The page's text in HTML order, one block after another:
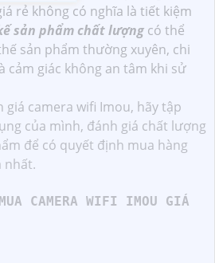
rẻ không có nghĩa là tiết kiệm
sản phẩm chất lượng có thể
sản phẩm thường xuyên, chi
cảm giác không an tâm khi sử
camera wifi Imou, hãy tập
của mình, đánh giá chất lượng
để có quyết định mua hàng
nhất.
CAMERA WIFI IMOU GIÁ